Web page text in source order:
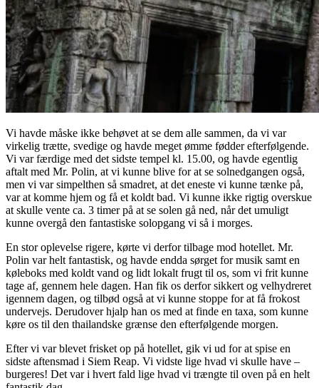
Vi havde måske ikke behøvet at se dem alle sammen, da vi var
virkelig trætte, svedige og havde meget ømme fødder efterfølgende.
Vi var færdige med det sidste tempel kl. 15.00, og havde egentlig
aftalt med Mr. Polin, at vi kunne blive for at se solnedgangen også,
men vi var simpelthen så smadret, at det eneste vi kunne tænke på,
var at komme hjem og få et koldt bad. Vi kunne ikke rigtig overskue
at skulle vente ca. 3 timer på at se solen gå ned, når det umuligt
kunne overgå den fantastiske solopgang vi så i morges.
En stor oplevelse rigere, kørte vi derfor tilbage mod hotellet. Mr.
Polin var helt fantastisk, og havde endda sørget for musik samt en
køleboks med koldt vand og lidt lokalt frugt til os, som vi frit kunne
tage af, gennem hele dagen. Han fik os derfor sikkert og velhydreret
igennem dagen, og tilbød også at vi kunne stoppe for at få frokost
undervejs. Derudover hjalp han os med at finde en taxa, som kunne
køre os til den thailandske grænse den efterfølgende morgen.
Efter vi var blevet frisket op på hotellet, gik vi ud for at spise en
sidste aftensmad i Siem Reap. Vi vidste lige hvad vi skulle have –
burgeres! Det var i hvert fald lige hvad vi trængte til oven på en helt